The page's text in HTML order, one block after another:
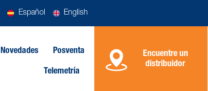
Español English
Novedades Posventa
Telemetría
Encuentre un
distribuidor